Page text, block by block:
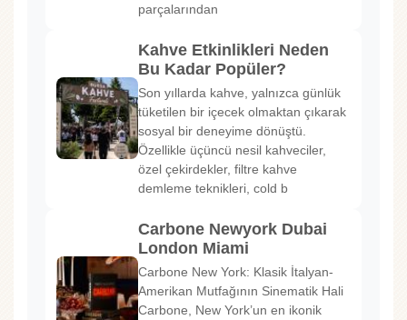
parçalarından
Kahve Etkinlikleri Neden
Bu Kadar Popüler?
Son yıllarda kahve, yalnızca günlük
tüketilen bir içecek olmaktan çıkarak
sosyal bir deneyime dönüştü.
Özellikle üçüncü nesil kahveciler,
özel çekirdekler, filtre kahve
demleme teknikleri, cold b
Carbone Newyork Dubai
London Miami
Carbone New York: Klasik İtalyan-
Amerikan Mutfağının Sinematik Hali
Carbone, New York’un en ikonik